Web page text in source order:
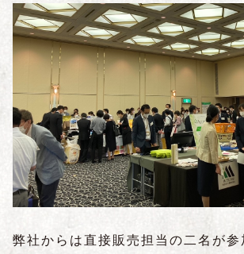
弊社からは直接販売担当の二名が参